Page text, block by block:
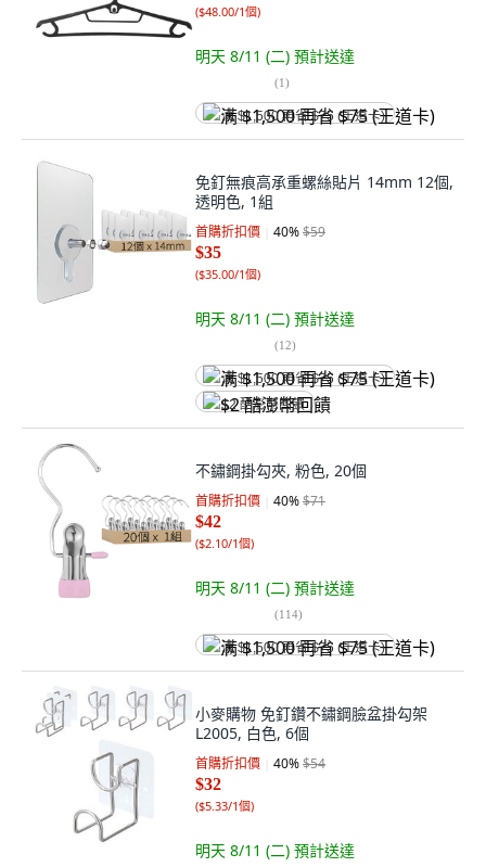
($48.00/1個)
明天 8/11 (二) 預計送達
(1)
满 $1,500 再省 $75 (王道卡)
免釘無痕高承重螺絲貼片 14mm 12個,
透明色, 1組
首購折扣價 40%$59
$35
($35.00/1個)
明天 8/11 (二) 預計送達
(12)
满 $1,500 再省 $75 (王道卡)
$2 酷澎幣回饋
不鏽鋼掛勾夾, 粉色, 20個
首購折扣價 40%$71
$42
($2.10/1個)
明天 8/11 (二) 預計送達
(114)
满 $1,500 再省 $75 (王道卡)
小麥購物 免釘鑽不鏽鋼臉盆掛勾架
L2005, 白色, 6個
首購折扣價 40%$54
$32
($5.33/1個)
明天 8/11 (二) 預計送達